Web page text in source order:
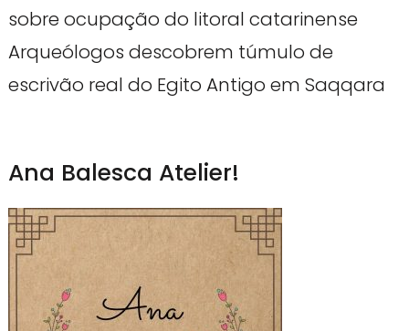
sobre ocupação do litoral catarinense
Arqueólogos descobrem túmulo de
escrivão real do Egito Antigo em Saqqara
Ana Balesca Atelier!